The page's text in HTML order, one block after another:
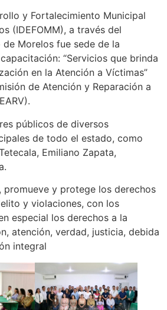
y Fortalecimiento Municipal
(IDEFOMM), a través del
Morelos fue sede de la
“Servicios que brinda
en la Atención a Víctimas”
de Atención y Reparación a
públicos de diversos
de todo el estado, como
Emiliano Zapata,
promueve y protege los derechos
y violaciones, con los
especial los derechos a la
atención, verdad, justicia, debida
integral